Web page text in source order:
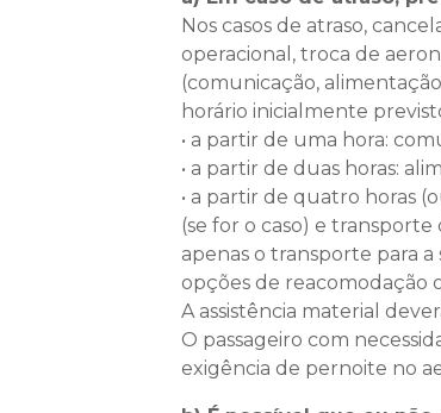
Nos casos de atraso,
operacional, troca de
(comunicação,
horário inicialmente
• a partir de uma hora:
• a partir de duas horas:
• a partir de quatro horas
(se for o caso) e
apenas o transporte para
opções de reacomodação
A assistência material
O passageiro com
exigência de pernoite no